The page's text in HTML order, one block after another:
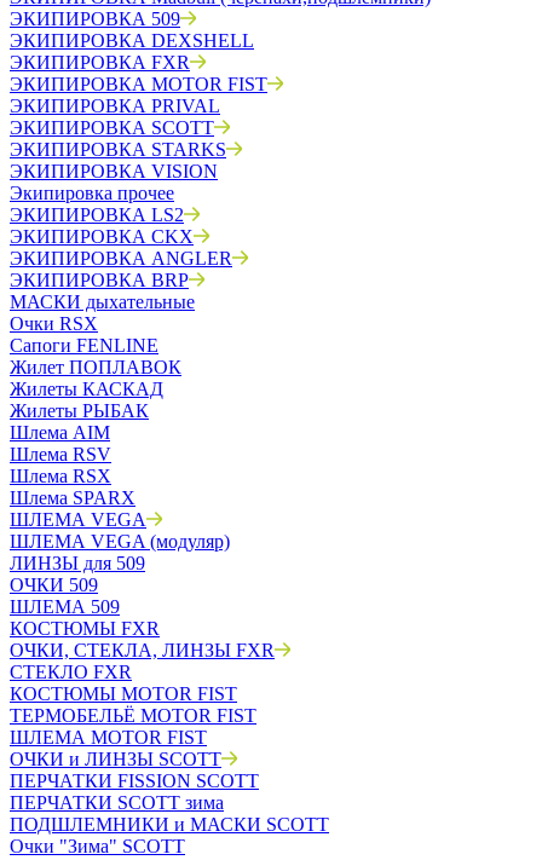
ЭКИПИРОВКА 509
ЭКИПИРОВКА DEXSHELL
ЭКИПИРОВКА FXR
ЭКИПИРОВКА MOTOR FIST
ЭКИПИРОВКА PRIVAL
ЭКИПИРОВКА SCOTT
ЭКИПИРОВКА STARKS
ЭКИПИРОВКА VISION
Экипировка прочее
ЭКИПИРОВКА LS2
ЭКИПИРОВКА CKX
ЭКИПИРОВКА ANGLER
ЭКИПИРОВКА BRP
МАСКИ дыхательные
Очки RSX
Сапоги FENLINE
Жилет ПОПЛАВОК
Жилеты КАСКАД
Жилеты РЫБАК
Шлема AIM
Шлема RSV
Шлема RSX
Шлема SPARX
ШЛЕМА VEGA
ШЛЕМА VEGA (модуляр)
ЛИНЗЫ для 509
ОЧКИ 509
ШЛЕМА 509
КОСТЮМЫ FXR
ОЧКИ, СТЕКЛА, ЛИНЗЫ FXR
СТЕКЛО FXR
КОСТЮМЫ MOTOR FIST
ТЕРМОБЕЛЬЁ MOTOR FIST
ШЛЕМА MOTOR FIST
ОЧКИ и ЛИНЗЫ SCOTT
ПЕРЧАТКИ FISSION SCOTT
ПЕРЧАТКИ SCOTT зима
ПОДШЛЕМНИКИ и МАСКИ SCOTT
Очки "Зима" SCOTT